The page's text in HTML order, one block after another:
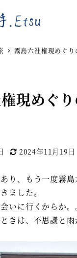
霧島六社権現めぐ
現めぐ
更新日
2024年11月19日
り、もう一度霧
ました。
いに行くからか。
きは、不思議と雨